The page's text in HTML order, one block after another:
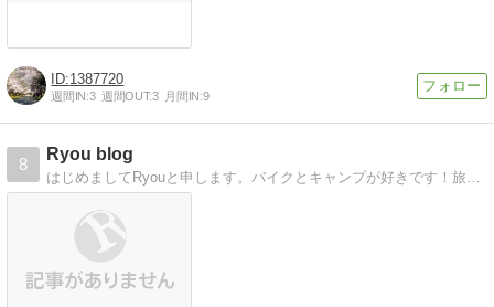
1387720
週間IN:3 週間OUT:3 月間IN:9
8
Ryou blog
はじめましてRyouと申します。バイクとキャンプが好きです！旅の記録など発信していきます！